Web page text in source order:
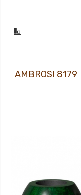
AMBROSI 8179
Prodej pouze
ručně voskovaný